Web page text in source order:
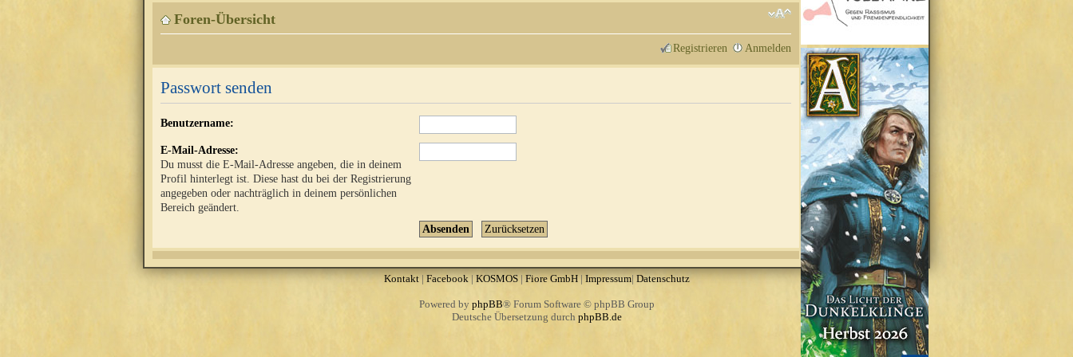
Foren-Übersicht
Registrieren Anmelden
Passwort senden
Benutzername:
E-Mail-Adresse:
Du musst die E-Mail-Adresse angeben, die in deinem
Profil hinterlegt ist. Diese hast du bei der Registrierung
angegeben oder nachträglich in deinem persönlichen
Bereich geändert.
Kontakt|Facebook | KOSMOS| Fiore GmbH| Impressum| Datenschutz
Powered by phpBB® Forum Software © phpBB Group
Deutsche Übersetzung durch phpBB.de